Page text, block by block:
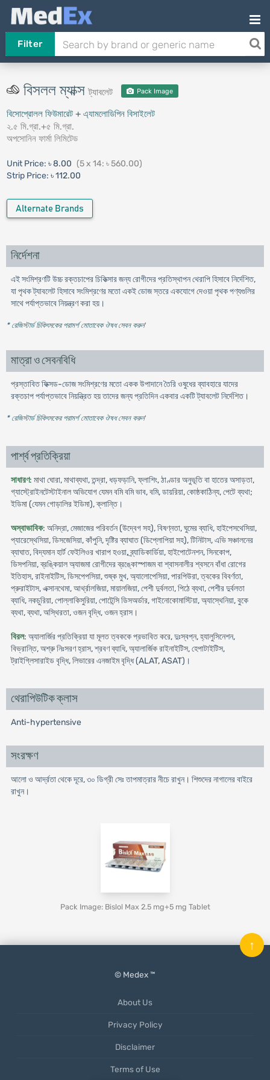
Filter
বিসলল ম্যাক্সট্যাবলেট Pack Image
বিসোপ্রোলল ফিউমারেট + এ্যামলােডিপিন বিসাইলেট
২.৫ মি.গ্রা.+৫ মি.গ্রা.
অপসোনিন ফার্মা লিমিটেড
Unit Price: ৳ 8.00 (5 x 14: ৳ 560.00)
Strip Price: ৳ 112.00
Alternate Brands
নির্দেশনা
এই সংমিশ্রণটি উচ্চ রক্তচাপের চিকিত্সার জন্য রোগীদের প্রতিস্থাপন থেরাপি হিসাবে নির্দেশিত,
যা পৃথক ট্যাবলেট হিসাবে সংমিশ্রণের মতো একই ডোজ স্তরে একযোগে দেওয়া পৃথক পণ্যগুলির
সাথে পর্যাপ্তভাবে নিয়ন্ত্রণ করা হয়।
* রেজিস্টার্ড চিকিৎসকের পরামর্শ মোতাবেক ঔষধ সেবন করুন'
মাত্রা ও সেবনবিধি
প্রস্তাবিত ফিক্সড-ডোজ সংমিশ্রণের মতো একক উপাদানে তৈরি ওষুধের ব্যাবহারে যাদের
রক্তচাপ পর্যাপ্তভাবে নিয়ন্ত্রিত হয় তাদের জন্য প্রতিদিন একবার একটি ট্যাবলেট নির্দেশিত।
* রেজিস্টার্ড চিকিৎসকের পরামর্শ মোতাবেক ঔষধ সেবন করুন'
পার্শ্ব প্রতিক্রিয়া
সাধারণ: মাথা ঘোরা, মাথাব্যথা, তন্দ্রা, ধড়ফড়ানি, ফ্লাশিং, ঠাণ্ডার অনুভূতি বা হাতের অসাড়তা,
গ্যাস্ট্রোইনটেস্টাইনাল অভিযোগ যেমন বমি বমি ভাব, বমি, ডায়রিয়া, কোষ্ঠকাঠিন্য, পেটে ব্যথা;
ইডিমা (যেমন গোড়ালির ইডিমা), ক্লান্তি।
অস্বাভাবিক: অনিদ্রা, মেজাজের পরিবর্তন (উদ্বেগ সহ), বিষণ্নতা, ঘুমের ব্যাধি, হাইপেসথেসিয়া,
প্যারেস্থেসিয়া, ডিসজেসিয়া, কাঁপুনি, দৃষ্টির ব্যাঘাত (ডিপ্লোপিয়া সহ), টিনিটাস, এভি সঞ্চালনের
ব্যাঘাত, বিদ্যমান হার্ট ফেইলিওর খারাপ হওয়া, ব্র্যাডিকার্ডিয়া, হাইপোটেনশন, সিনকোপ,
ডিসপনিয়া, ব্রঙ্কিয়াল অ্যাজমা রোগীদের ব্রঙ্কোস্পাজম বা শ্বাসনালীর শ্বসনে বাঁধা রোগের
ইতিহাস, রাইনাইটিস, ডিসপেপসিয়া, শুষ্ক মুখ, অ্যালোপেসিয়া, পারপিউরা, ত্বকের বিবর্ণতা,
প্রুরাইটাস, এক্সানথেমা, আর্থ্রালজিয়া, মায়ালজিয়া, পেশী দুর্বলতা, পিঠে ব্যথা, পেশীর দুর্বলতা
ব্যাধি, নকচুরিয়া, পোল্লাকিসুরিয়া, পোটেন্সি ডিসঅর্ডার, গাইনোকোমাস্টিয়া, অ্যাস্থেনিয়া, বুকে
ব্যথা, ব্যথা, অস্থিরতা, ওজন বৃদ্ধি, ওজন হ্রাস।
বিরল: অ্যালার্জির প্রতিক্রিয়া যা মূলত ত্বককে প্রভাবিত করে, দুঃস্বপ্ন, হ্যালুসিনেশন,
বিভ্রান্তি, অশ্রু নিঃসরণ হ্রাস, শ্রবণ ব্যাধি, অ্যালার্জিক রাইনাইটিস, হেপাটাইটিস,
ট্রাইগ্লিসারাইড বৃদ্ধি, লিভারের এনজাইম বৃদ্ধি (ALAT, ASAT)।
থেরাপিউটিক ক্লাস
Anti-hypertensive
সংরক্ষণ
আলো ও আর্দ্রতা থেকে দূরে, ৩০ ডিগ্রী সেঃ তাপমাত্রার নীচে রাখুন। শিশুদের নাগালের বাইরে
রাখুন।
Pack Image: Bislol Max 2.5 mg+5 mg Tablet
© Medex ™
About Us
Privacy Policy
Disclaimer
Terms of Use
↑